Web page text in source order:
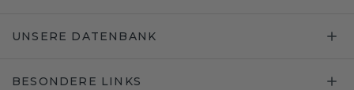
UNSERE DATENBANK
BESONDERE LINKS